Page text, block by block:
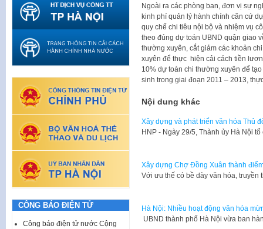
Ngoài ra các phòng ban, đơn vị sự
kinh phí quản lý hành chính căn cứ
quy chế chi tiêu nội bộ và nhiệm vụ
theo đúng dự toán UBND quận giao
thường xuyên, cắt giảm các khoản
xuyên để thực hiện cải cách tiền
10% dự toán chi thường xuyên để
sinh trong giai đoạn 2011 – 2013,
Nội dung khác
Xây dựng và phát triển văn hóa Thủ
​HNP - Ngày 29/5, Thành ủy Hà Nội
Xây dựng Chợ Đồng Xuân thành
​Với ưu thế có bề dày văn hóa,
Hà Nội: Nhiều hoạt động văn hóa
UBND thành phố Hà Nội vừa ban
CÔNG BÁO ĐIỆN TỬ
Công báo điện tử nước Cộng